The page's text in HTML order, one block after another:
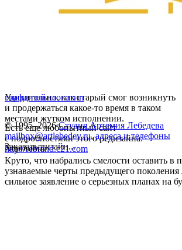
Удивительно, как старый смог возникнуть
и продержаться какое-то время в таком
местами жутком исполнении.
Есть еще любопытный сайт
с подробностями этого редизайна:
http://rebrand.c21.com
Хороший
Круто, что набрались смелости оставить в
узнаваемые черты предыдущего поколения
сильное заявление о серьезных планах на
графдизайнлоготип
© 1995–2026 Студия Артемия Лебедева
mailbox@artlebedev.ru, адреса и телефоны
Заказать дизайн...